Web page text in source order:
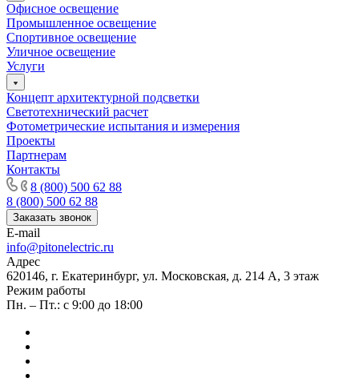
Офисное освещение
Промышленное освещение
Спортивное освещение
Уличное освещение
Услуги
Концепт архитектурной подсветки
Светотехнический расчет
Фотометрические испытания и измерения
Проекты
Партнерам
Контакты
8 (800) 500 62 88
8 (800) 500 62 88
Заказать звонок
E-mail
info@pitonelectric.ru
Адрес
620146, г. Екатеринбург, ул. Московская, д. 214 А, 3 этаж
Режим работы
Пн. – Пт.: с 9:00 до 18:00